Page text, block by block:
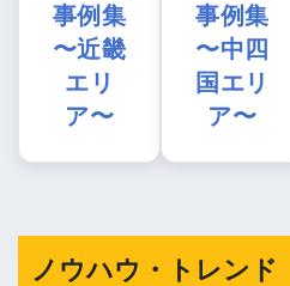
事例集
〜近畿
エリ
ア〜
事例集
〜中四
国エリ
ア〜
ノウハウ・トレンド